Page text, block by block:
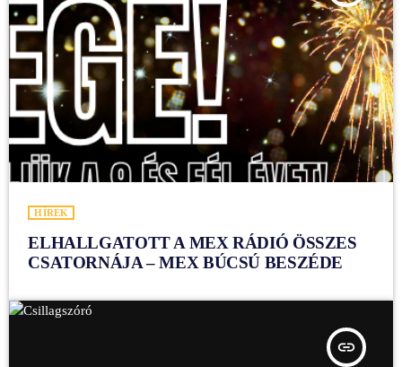
HÍREK
ELHALLGATOTT A MEX RÁDIÓ ÖSSZES
CSATORNÁJA – MEX BÚCSÚ BESZÉDE
insert_link